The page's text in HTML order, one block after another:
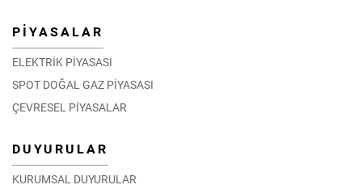
PİYASALAR
ELEKTRİK PİYASASI
SPOT DOĞAL GAZ PİYASASI
ÇEVRESEL PİYASALAR
DUYURULAR
KURUMSAL DUYURULAR